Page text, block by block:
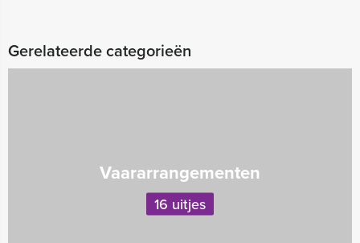
Gerelateerde categorieën
Vaararrangementen
16 uitjes